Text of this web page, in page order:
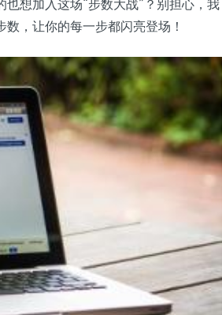
想加入这场“步数大战”？别担心，我
，让你的每一步都闪亮登场！